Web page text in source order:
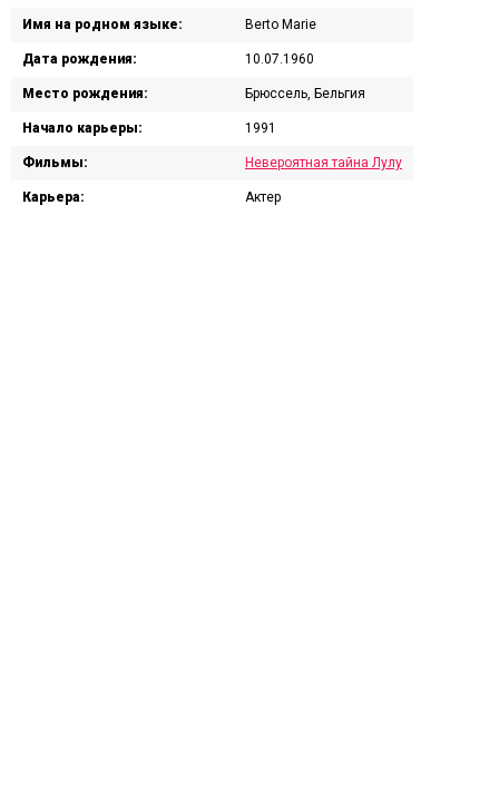
Имя на родном языке: Berto Marie
Дата рождения: 10.07.1960
Место рождения: Брюссель, Бельгия
Начало карьеры: 1991
Фильмы: Невероятная тайна Лулу
Карьера: Актер